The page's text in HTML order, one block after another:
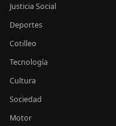
Justicia Social
Deportes
Cotilleo
Tecnología
Cultura
Sociedad
Motor